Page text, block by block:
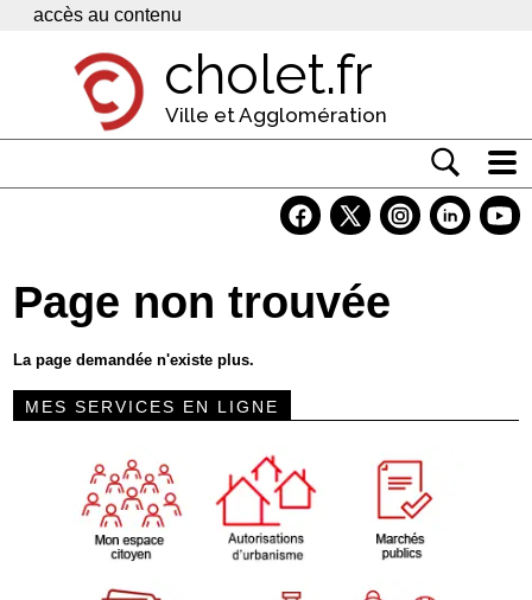
Panneau de gestion des cookies
accès au contenu
cholet.fr
Ville et Agglomération
Economie
Services
Contacts
Page non trouvée
La page demandée n'existe plus.
MES SERVICES EN LIGNE